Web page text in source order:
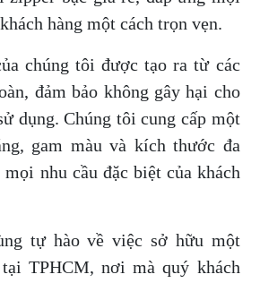
hàng một cách trọn vẹn.
chúng tôi được tạo ra từ các
đảm bảo không gây hại cho
dụng. Chúng tôi cung cấp một
gam màu và kích thước đa
mọi nhu cầu đặc biệt của khách
tự hào về việc sở hữu một
TPHCM, nơi mà quý khách